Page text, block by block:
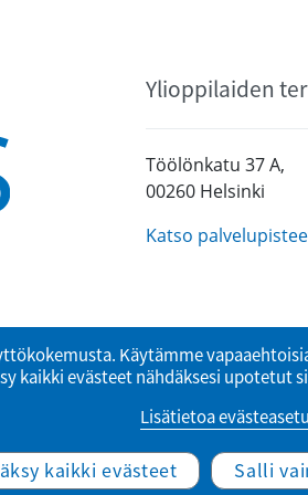
Ylioppilaiden
Töölönkatu 37 A,
00260 Helsinki
Katso
Website by
Käytämme
kaikki evästeet nähdäksesi upotetut
Lisätietoa
kaikki evästeet Salli